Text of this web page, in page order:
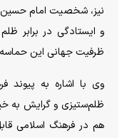
نیز، شخصیت امام حسین
و ایستادگی در برابر
ظرفیت جهانی این
وی با اشاره به پیوند
ظلم‌ستیزی و گرایش به
هم در فرهنگ اسلامی